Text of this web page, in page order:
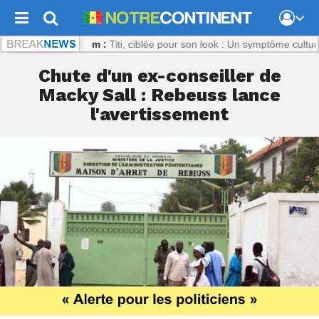
: Titi, ciblée pour son look : Un symptôme culturel
Chute d'un ex-conseiller de
Macky Sall : Rebeuss lance
l'avertissement